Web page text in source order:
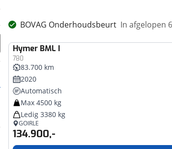
BOVAG Onderhoudsbeurt In afgelopen
Hymer BML I
780
83.700 km
2020
Automatisch
Max 4500 kg
Ledig 3380 kg
GOIRLE
134.900,-